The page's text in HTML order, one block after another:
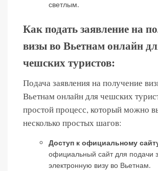
светлым.
Как подать заявление на
визы во Вьетнам онлайн
чешских туристов:
Подача заявления на получение
Вьетнам онлайн для чешских
простой процесс, который можно
несколько простых шагов:
Доступ к официальному
официальный сайт для подачи
электронную визу во Вьетнам.